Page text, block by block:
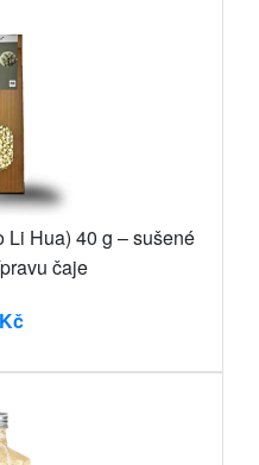
Li Hua) 40 g – sušené
čaje